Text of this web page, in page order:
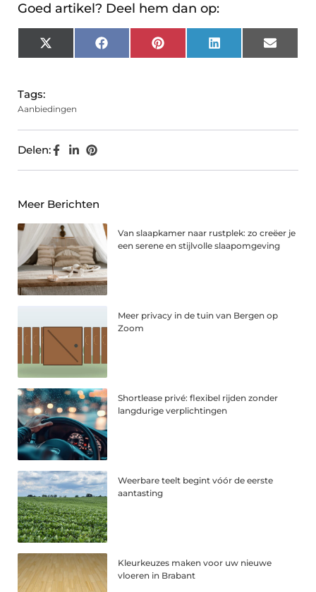
Goed artikel? Deel hem dan op:
X
(Twitter)
FacebookPinterest LinkedIn Email
Tags:
Aanbiedingen
Delen:
Meer Berichten
Van slaapkamer naar rustplek: zo creëer je
een serene en stijlvolle slaapomgeving
Meer privacy in de tuin van Bergen op
Zoom
Shortlease privé: flexibel rijden zonder
langdurige verplichtingen
Weerbare teelt begint vóór de eerste
aantasting
Kleurkeuzes maken voor uw nieuwe
vloeren in Brabant